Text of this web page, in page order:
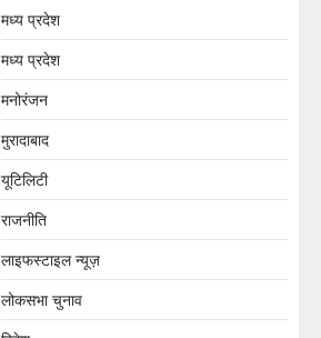
मध्य प्रदेश
मध्य प्रदेश
मनोरंजन
मुरादाबाद
यूटिलिटी
राजनीति
लाइफस्टाइल न्यूज़
लोकसभा चुनाव